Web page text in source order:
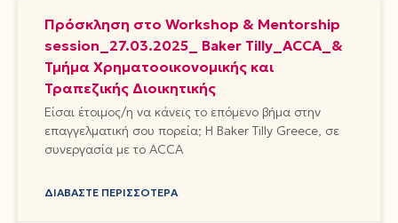
Πρόσκληση στο Workshop & Mentorship
session_27.03.2025_ Baker Tilly_ACCA_&
Τμήμα Χρηματοοικονομικής και
Τραπεζικής Διοικητικής
Είσαι έτοιμος/η να κάνεις το επόμενο βήμα στην
επαγγελματική σου πορεία; Η Baker Tilly Greece, σε
συνεργασία με το ACCA
ΔΙΑΒΆΣΤΕ ΠΕΡΙΣΣΌΤΕΡΑ